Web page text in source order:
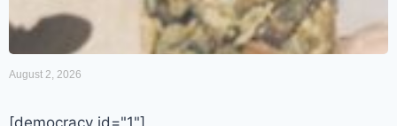
August 2, 2026